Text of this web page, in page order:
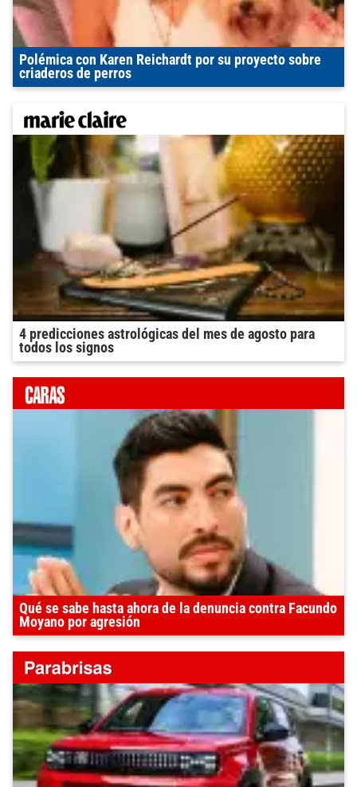
Polémica con Karen Reichardt por su proyecto sobre
criaderos de perros
4 predicciones astrológicas del mes de agosto para
todos los signos
Qué se sabe hasta ahora de la denuncia contra Facundo
Moyano por agresión